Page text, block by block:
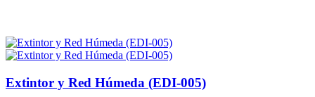
Extintor y Red Húmeda (EDI-005)